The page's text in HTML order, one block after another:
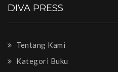
DIVA PRESS
Tentang Kami
Kategori Buku